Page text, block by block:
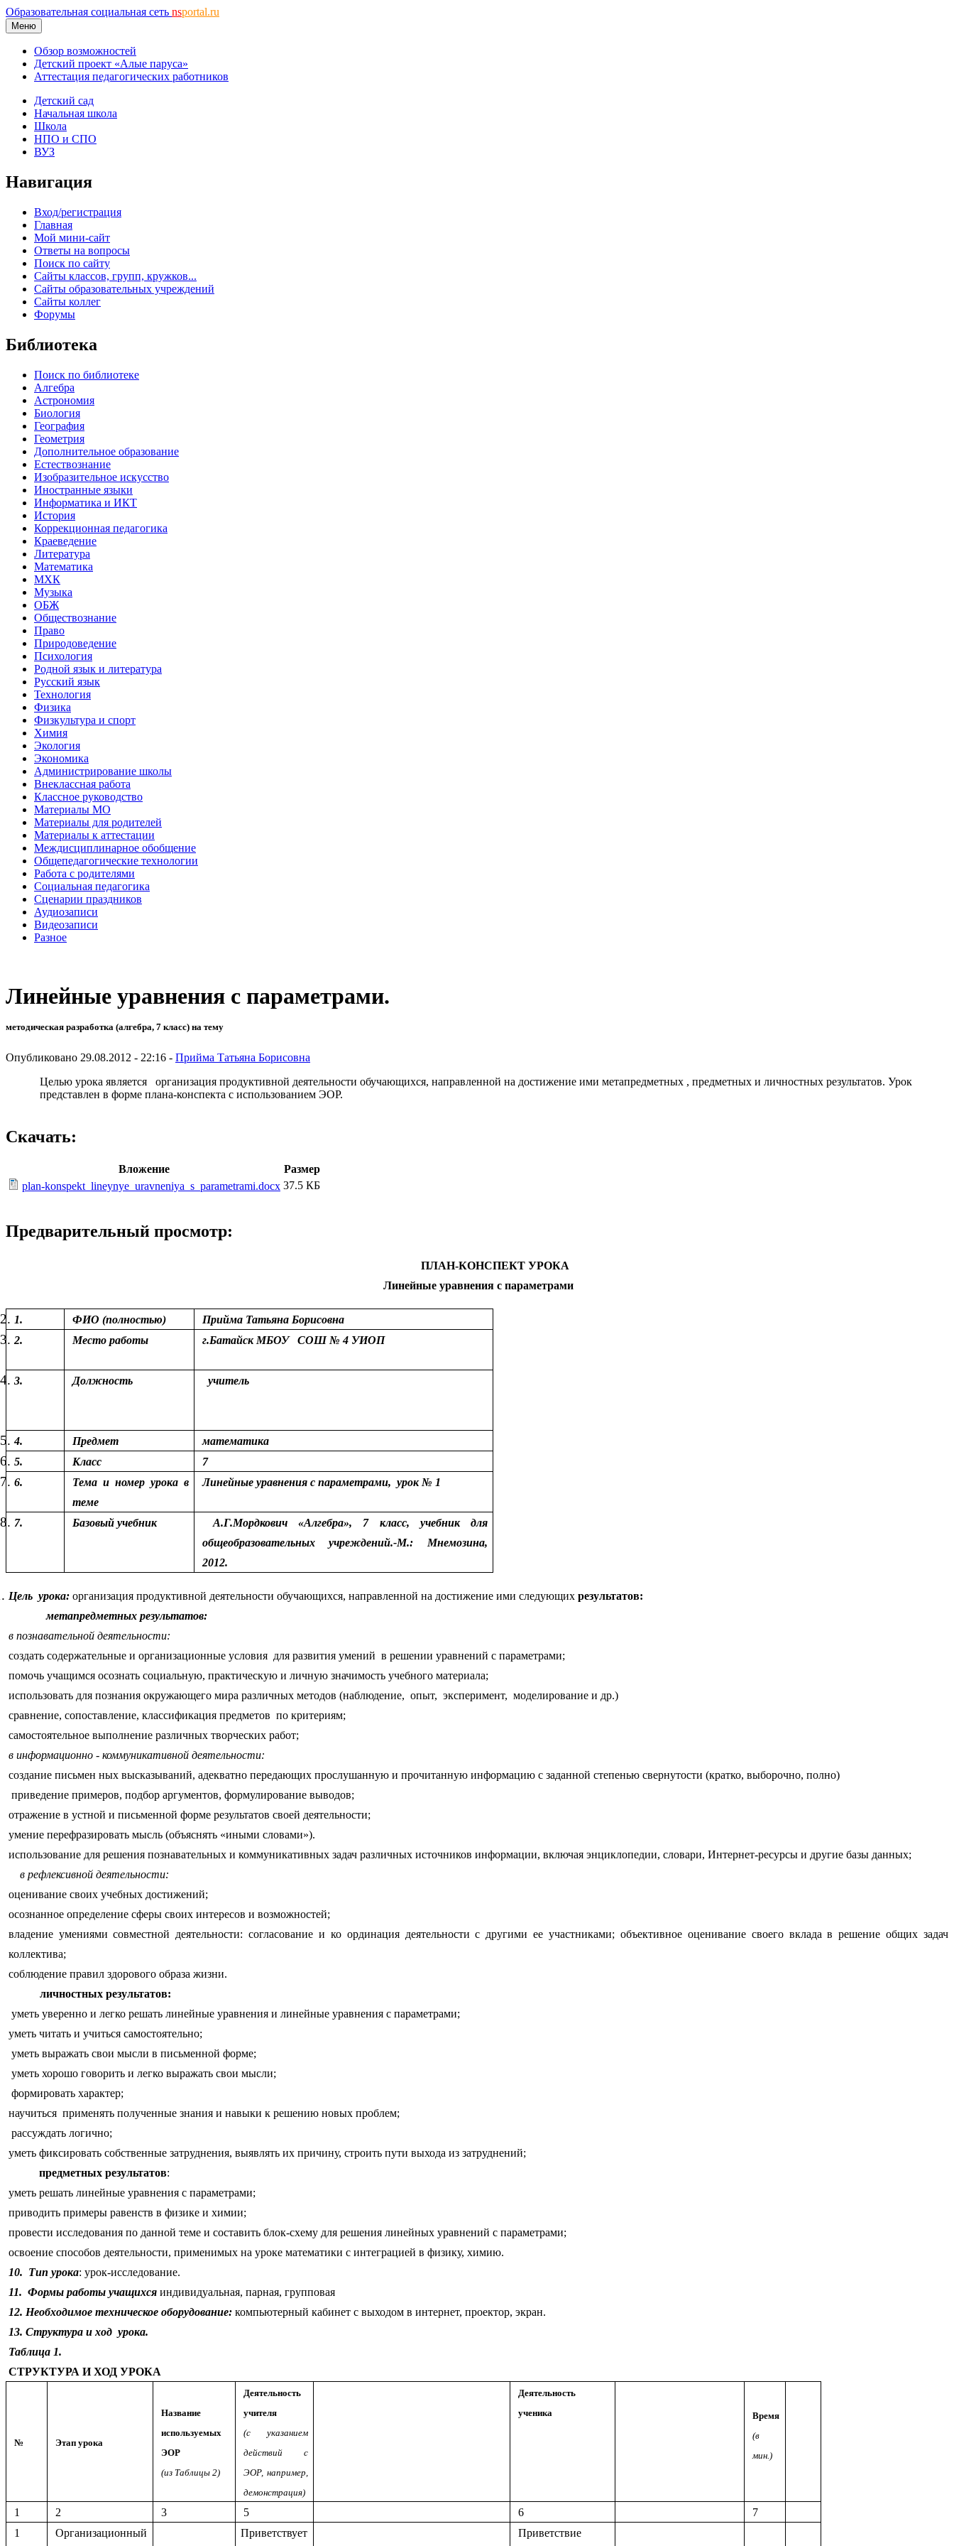
Образовательная социальная сеть nsportal.ru
Меню
Обзор возможностей
Детский проект «Алые паруса»
Аттестация педагогических работников
Детский сад
Начальная школа
Школа
НПО и СПО
ВУЗ
Навигация
Вход/регистрация
Главная
Мой мини-сайт
Ответы на вопросы
Поиск по сайту
Сайты классов, групп, кружков...
Сайты образовательных учреждений
Сайты коллег
Форумы
Библиотека
Поиск по библиотеке
Алгебра
Астрономия
Биология
География
Геометрия
Дополнительное образование
Естествознание
Изобразительное искусство
Иностранные языки
Информатика и ИКТ
История
Коррекционная педагогика
Краеведение
Литература
Математика
МХК
Музыка
ОБЖ
Обществознание
Право
Природоведение
Психология
Родной язык и литература
Русский язык
Технология
Физика
Физкультура и спорт
Химия
Экология
Экономика
Администрирование школы
Внеклассная работа
Классное руководство
Материалы МО
Материалы для родителей
Материалы к аттестации
Междисциплинарное обобщение
Общепедагогические технологии
Работа с родителями
Социальная педагогика
Сценарии праздников
Аудиозаписи
Видеозаписи
Разное
Линейные уравнения с параметрами.
методическая разработка (алгебра, 7 класс) на тему
Опубликовано 29.08.2012 - 22:16 - Прийма Татьяна Борисовна
Целью урока является организация продуктивной деятельности обучающихся, направленной на достижение ими метапредметных , предметных и личностных результатов. Урок
представлен в форме плана-конспекта с использованием ЭОР.
Скачать:
Вложение
Размер
plan-konspekt_lineynye_uravneniya_s_parametrami.docx 37.5 КБ
Предварительный просмотр:
ПЛАН-КОНСПЕКТ УРОКА
Линейные уравнения с параметрами
1. ФИО (полностью)
Прийма Татьяна Борисовна
2.
Место работы г.Батайск МБОУ СОШ № 4 УИОП
3. Должность учитель
4. Предмет
математика
5.
Класс
7
6.
Тема и номер урока в
теме
Линейные уравнения с параметрами, урок № 1
7. Базовый учебник
А.Г.Мордкович «Алгебра», 7 класс, учебник для
общеобразовательных учреждений.-М.: Мнемозина,
2012.
Цель урока: организация продуктивной деятельности обучающихся, направленной на достижение ими следующих результатов:
метапредметных результатов:
в познавательной деятельности:
создать содержательные и организационные условия для развития умений в решении уравнений с параметрами;
помочь учащимся осознать социальную, практическую и личную значимость учебного материала;
использовать для познания окружающего мира различных методов (наблюдение, опыт, эксперимент, моделирование и др.)
сравнение, сопоставление, классификация предметов по критериям;
самостоятельное выполнение различных творческих работ;
в информационно - коммуникативной деятельности:
создание письмен ных высказываний, адекватно передающих прослушанную и прочитанную информацию с заданной степенью свернутости (кратко, выборочно, полно)
приведение примеров, подбор аргументов, формулирование выводов;
отражение в устной и письменной форме результатов своей деятельности;
умение перефразировать мысль (объяснять «иными словами»).
использование для решения познавательных и коммуникативных задач различных источников информации, включая энциклопедии, словари, Интернет-ресурсы и другие базы данных;
в рефлексивной деятельности:
оценивание своих учебных достижений;
осознанное определение сферы своих интересов и возможностей;
владение умениями совместной деятельности: согласование и ко ординация деятельности с другими ее участниками; объективное оценивание своего вклада в решение общих задач
коллектива;
соблюдение правил здорового образа жизни.
личностных результатов:
уметь уверенно и легко решать линейные уравнения и линейные уравнения с параметрами;
уметь читать и учиться самостоятельно;
уметь выражать свои мысли в письменной форме;
уметь хорошо говорить и легко выражать свои мысли;
формировать характер;
научиться применять полученные знания и навыки к решению новых проблем;
рассуждать логично;
уметь фиксировать собственные затруднения, выявлять их причину, строить пути выхода из затруднений;
предметных результатов:
уметь решать линейные уравнения с параметрами;
приводить примеры равенств в физике и химии;
провести исследования по данной теме и составить блок-схему для решения линейных уравнений с параметрами;
освоение способов деятельности, применимых на уроке математики с интеграцией в физику, химию.
10. Тип урока: урок-исследование.
11. Формы работы учащихся индивидуальная, парная, групповая
12. Необходимое техническое оборудование:компьютерный кабинет с выходом в интернет, проектор, экран.
13. Структура и ход урока.
Таблица 1.
СТРУКТУРА И ХОД УРОКА
№ Этап урока
Название
используемых
ЭОР
(из Таблицы 2)
Деятельность
учителя
(с указанием
действий с
ЭОР, например,
демонстрация)
Деятельность
ученика
Время
(в
мин.)
1 2 3 5 6
7
1
Организационный Приветствует Приветствие